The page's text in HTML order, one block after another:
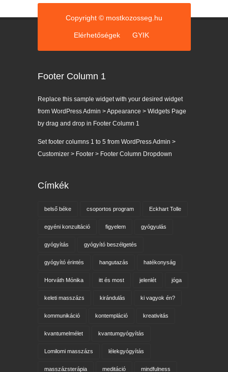
Copyright © mostkozosseg.hu
Elérhetőségek GYIK
Footer Column 1
Replace this sample widget with your desired widget
from WordPress Admin > Appearance > Widgets Page
by drag and drop in Footer Column 1
Set footer columns 1 to 5 from WordPress Admin >
Customizer > Footer > Footer Column Dropdown
Címkék
belső béke csoportos program Eckhart Tolle
egyéni konzultáció figyelem gyógyulás
gyógyítás gyógyító beszélgetés
gyógyító érintés hangutazás hatékonyság
Horváth Mónika itt és most jelenlét jóga
keleti masszázs kirándulás ki vagyok én?
kommunikáció kontempláció kreativitás
kvantumelmélet kvantumgyógyítás
Lomilomi masszázs lélekgyógyítás
masszázsterápia meditáció mindfulness